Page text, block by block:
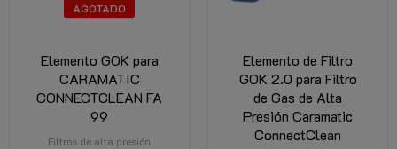
AGOTADO
Elemento GOK para
CARAMATIC
CONNECTCLEAN FA
99
Filtros de alta presión
Elemento de Filtro
GOK 2.0 para Filtro
de Gas de Alta
Presión Caramatic
ConnectClean